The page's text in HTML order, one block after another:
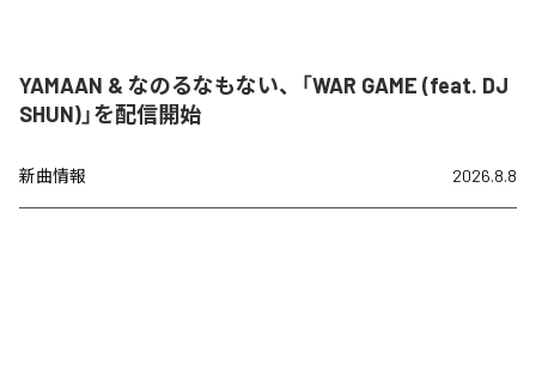
YAMAAN & なのるなもない、「WAR GAME (feat. DJ
SHUN)」を配信開始
新曲情報 2026.8.8